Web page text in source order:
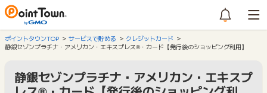
ポイントタウンTOP サービスで貯める
クレジットカード
静銀セゾンプラチナ・アメリカン・エキスプレス®・カード【発行後のショッピング利用】
静銀セゾンプラチナ・アメリカン・エキスプ